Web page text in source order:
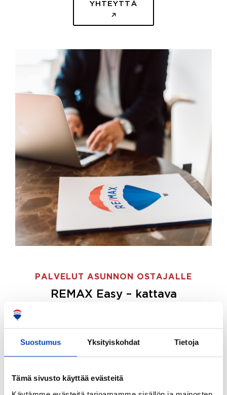
Suostumus Yksityiskohdat Tietoja
Tämä sivusto käyttää evästeitä
YHTEYTTÄ
PALVELUT ASUNNON OSTAJALLE
REMAX Easy – kattava
ostajille.
Tee ostotoimeksianto ja etsimme juuri